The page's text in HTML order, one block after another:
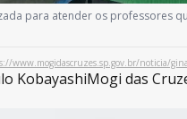
para atender os professores
www.mogidascruzes.sp.gov.br/noticia/
KobayashiMogi das